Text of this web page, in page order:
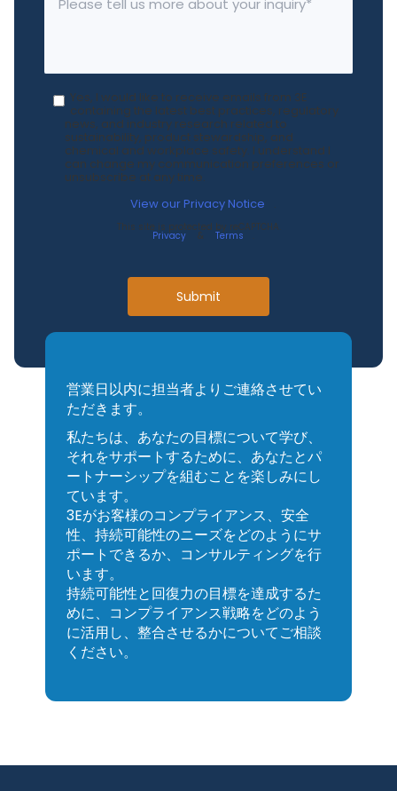
Yes, I would like to receive emails from 3E
containing the latest best practices, regulatory
news, and industry research related to
sustainability, product stewardship, and
chemical and workplace safety. I understand I
can change my communication preferences or
unsubscribe at any time.
View our Privacy Notice
.
This site is protected by reCAPTCHA.
Privacy & Terms
Submit
営業日以内に担当者よりご連絡させてい
ただきます。
私たちは、あなたの目標について学び、
それをサポートするために、あなたとパ
ートナーシップを組むことを楽しみにし
ています。
3Eがお客様のコンプライアンス、安全
性、持続可能性のニーズをどのようにサ
ポートできるか、コンサルティングを行
います。
持続可能性と回復力の目標を達成するた
めに、コンプライアンス戦略をどのよう
に活用し、整合させるかについてご相談
ください。